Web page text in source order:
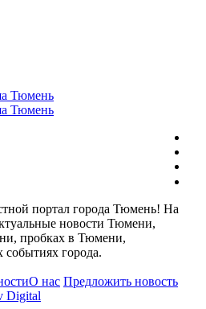
портал города Тюмень! На
новости Тюмени,
пробках в Тюмени,
событиях города.
О нас Предложить новость
Digital